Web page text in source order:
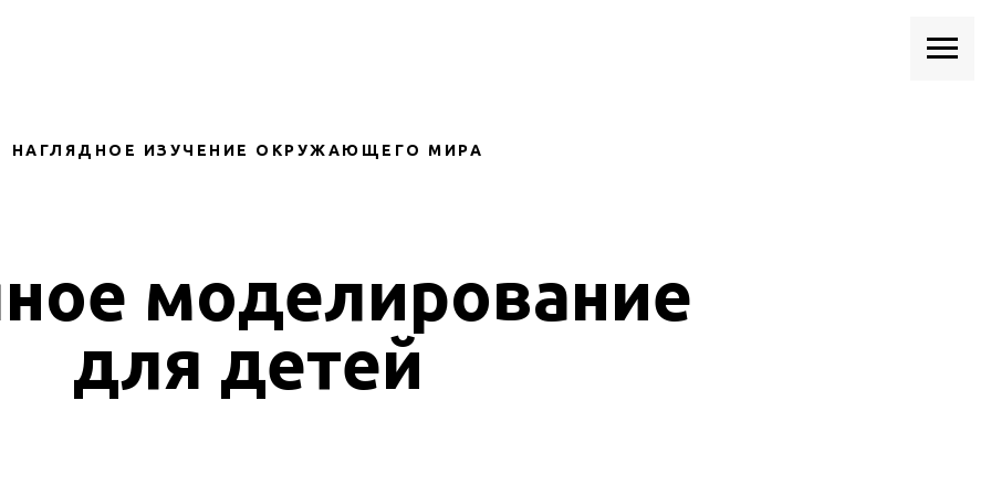
НАГЛЯДНОЕ ИЗУЧЕНИЕ ОКРУЖАЮЩЕГО МИРА
моделирование
для детей